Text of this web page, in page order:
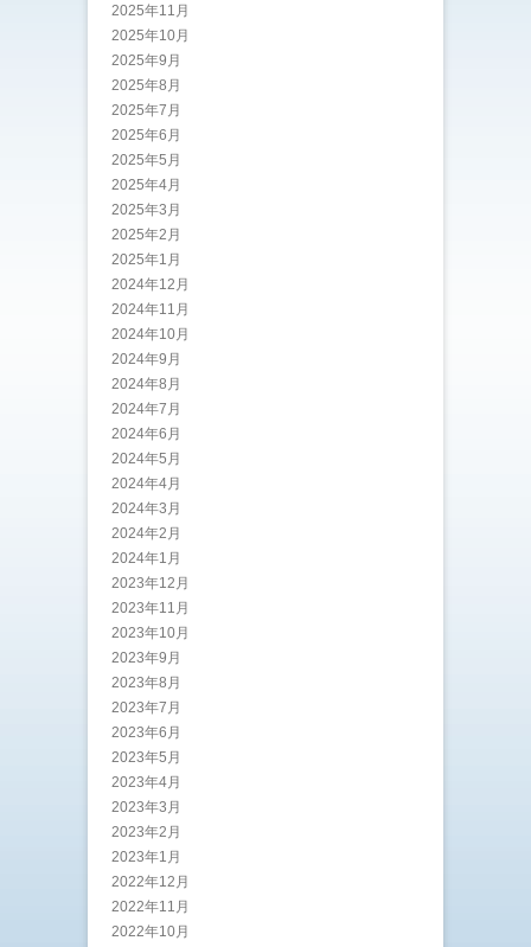
2025年11月
2025年10月
2025年9月
2025年8月
2025年7月
2025年6月
2025年5月
2025年4月
2025年3月
2025年2月
2025年1月
2024年12月
2024年11月
2024年10月
2024年9月
2024年8月
2024年7月
2024年6月
2024年5月
2024年4月
2024年3月
2024年2月
2024年1月
2023年12月
2023年11月
2023年10月
2023年9月
2023年8月
2023年7月
2023年6月
2023年5月
2023年4月
2023年3月
2023年2月
2023年1月
2022年12月
2022年11月
2022年10月